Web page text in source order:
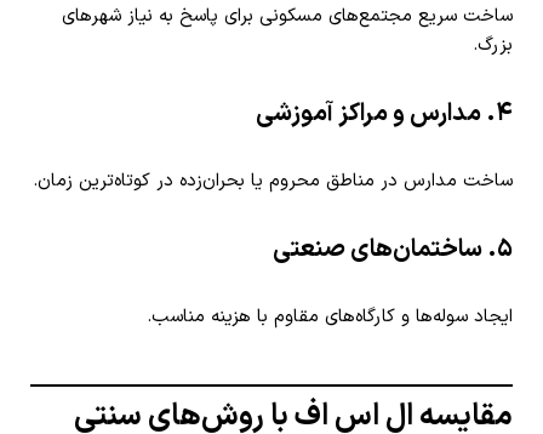
ساخت سریع مجتمع‌های مسکونی برای پاسخ به نیاز شهرهای
بزرگ.
۴. مدارس و مراکز آموزشی
ساخت مدارس در مناطق محروم یا بحران‌زده در کوتاه‌ترین زمان.
۵. ساختمان‌های صنعتی
ایجاد سوله‌ها و کارگاه‌های مقاوم با هزینه مناسب.
مقایسه ال اس اف با روش‌های سنتی